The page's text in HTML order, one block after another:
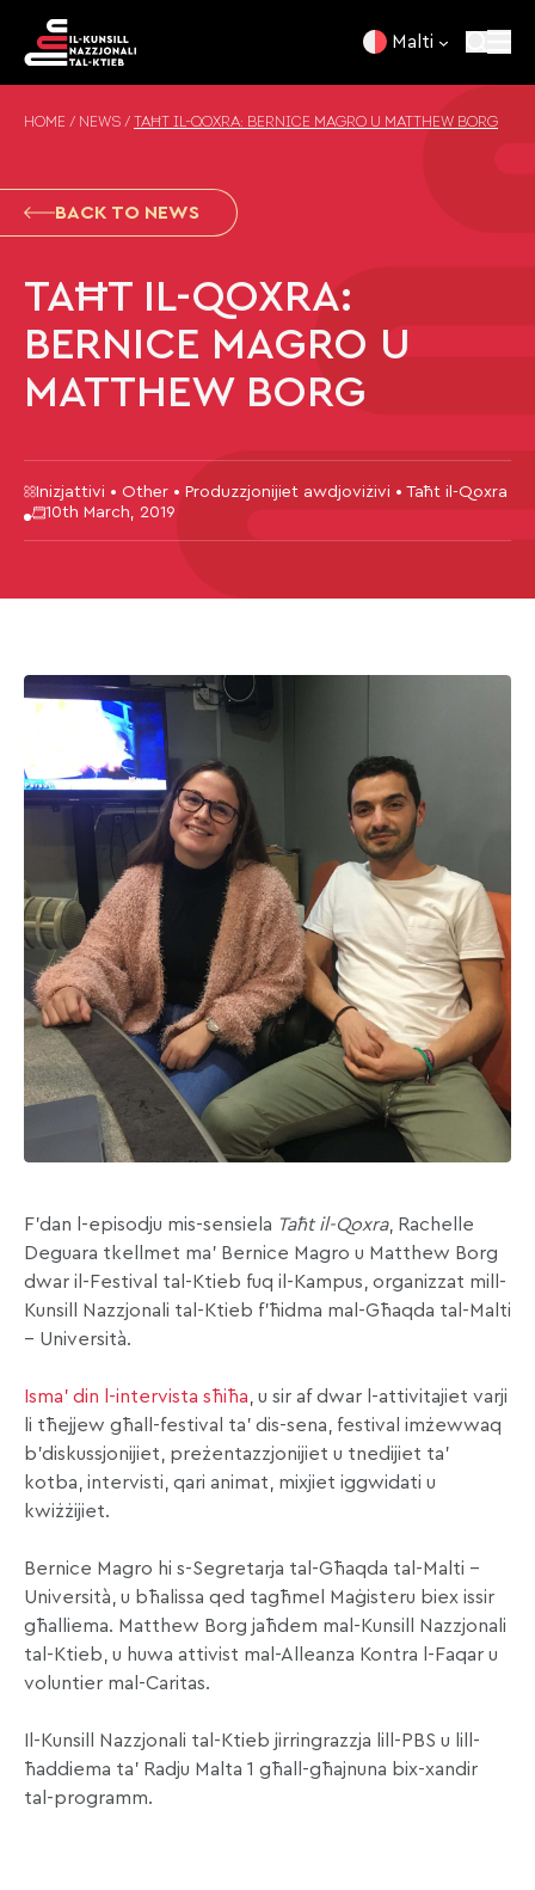
Malti
HOME / NEWS / TAĦT IL-QOXRA: BERNICE MAGRO U MATTHEW BORG
BACK TO NEWS
TAĦT IL-QOXRA:
BERNICE MAGRO U
MATTHEW BORG
Inizjattivi • Other • Produzzjonijiet awdjoviżivi • Taħt il-Qoxra
10th March, 2019
F’dan l-episodju mis-sensiela Taħt il-Qoxra, Rachelle
Deguara tkellmet ma’ Bernice Magro u Matthew Borg
dwar il-Festival tal-Ktieb fuq il-Kampus, organizzat mill-
Kunsill Nazzjonali tal-Ktieb f’ħidma mal-Għaqda tal-Malti
– Università.
Isma’ din l-intervista sħiħa , u sir af dwar l-attivitajiet varji
li tħejjew għall-festival ta’ dis-sena, festival imżewwaq
b’diskussjonijiet, preżentazzjonijiet u tnedijiet ta’
kotba, intervisti, qari animat, mixjiet iggwidati u
kwiżżijiet.
Bernice Magro hi s-Segretarja tal-Għaqda tal-Malti –
Università, u bħalissa qed tagħmel Maġisteru biex issir
għalliema. Matthew Borg jaħdem mal-Kunsill Nazzjonali
tal-Ktieb, u huwa attivist mal-Alleanza Kontra l-Faqar u
voluntier mal-Caritas.
Il-Kunsill Nazzjonali tal-Ktieb jirringrazzja lill-PBS u lill-
ħaddiema ta’ Radju Malta 1 għall-għajnuna bix-xandir
tal-programm.